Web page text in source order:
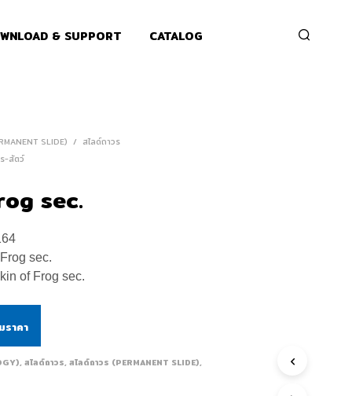
& SUPPORT CATALOG
SLIDE) / สไลด์ถาวร
-สัตว์
sec.
sec.
of Frog sec.
ราคา
,สไลด์ถาวร,สไลด์ถาวร (PERMANENT SLIDE),